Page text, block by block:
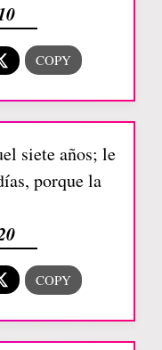
siete años; le
porque la